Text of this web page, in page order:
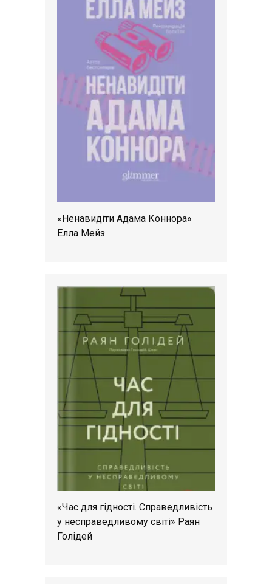
«Ненавидіти Адама Коннора»
Елла Мейз
«Час для гідності. Справедливість
у несправедливому світі» Раян
Голідей